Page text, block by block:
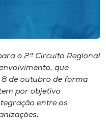
o 2º Circuito Regional
que
de outubro de forma
por objetivo
entre os